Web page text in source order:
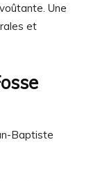
Une
et
Baptiste